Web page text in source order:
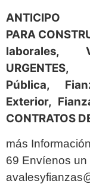
ANTICIPO
PARA
laborales,
Pública,
Exterior,
CONTRATOS
más
69 Envíenos un